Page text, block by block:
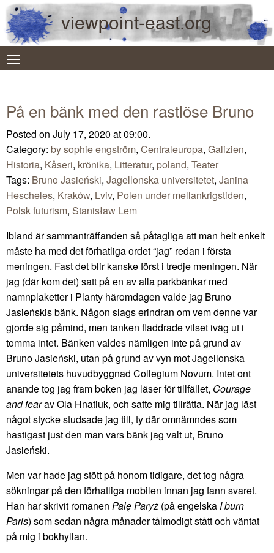
viewpoint-east.org
På en bänk med den rastlöse Bruno
Posted on July 17, 2020 at 09:00.
Category: by sophie engström, Centraleuropa, Galizien,
Historia, Kåseri, krönika, Litteratur, poland, Teater
Tags: Bruno Jasieński, Jagellonska universitetet, Janina
Hescheles, Kraków, Lviv, Polen under mellankrigstiden,
Polsk futurism, Stanisław Lem
Ibland är sammanträffanden så påtagliga att man helt enkelt
måste ha med det förhatliga ordet “jag” redan i första
meningen. Fast det blir kanske först i tredje meningen. När
jag (där kom det) satt på en av alla parkbänkar med
namnplaketter i Planty häromdagen valde jag Bruno
Jasieńskis bänk. Någon slags erindran om vem denne var
gjorde sig påmind, men tanken fladdrade vilset iväg ut i
tomma intet. Bänken valdes nämligen inte på grund av
Bruno Jasieński, utan på grund av vyn mot Jagellonska
universitetets huvudbyggnad Collegium Novum. Intet ont
anande tog jag fram boken jag läser för tillfället, Courage
and fearav Ola Hnatiuk, och satte mig tillrätta. När jag läst
något stycke studsade jag till, ty där omnämndes som
hastigast just den man vars bänk jag valt ut, Bruno
Jasieński.
Men var hade jag stött på honom tidigare, det tog några
sökningar på den förhatliga mobilen innan jag fann svaret.
Han har skrivit romanen Palę Paryż (på engelskaI burn
Paris) som sedan några månader tålmodigt stått och väntat
på mig i bokhyllan.